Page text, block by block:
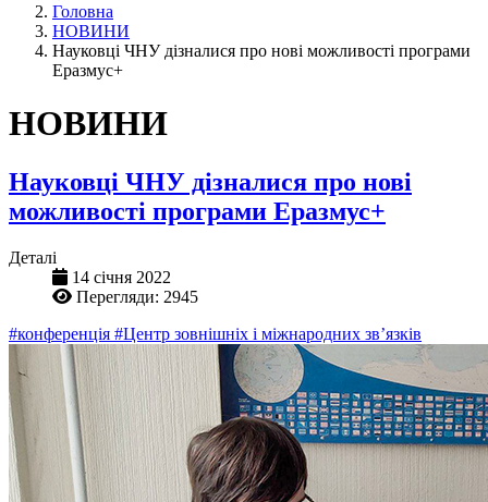
Головна
НОВИНИ
Науковці ЧНУ дізналися про нові можливості програми
Еразмус+
НОВИНИ
Науковці ЧНУ дізналися про нові
можливості програми Еразмус+
Деталі
14 січня 2022
Перегляди: 2945
#конференція #Центр зовнішніх і міжнародних зв’язків